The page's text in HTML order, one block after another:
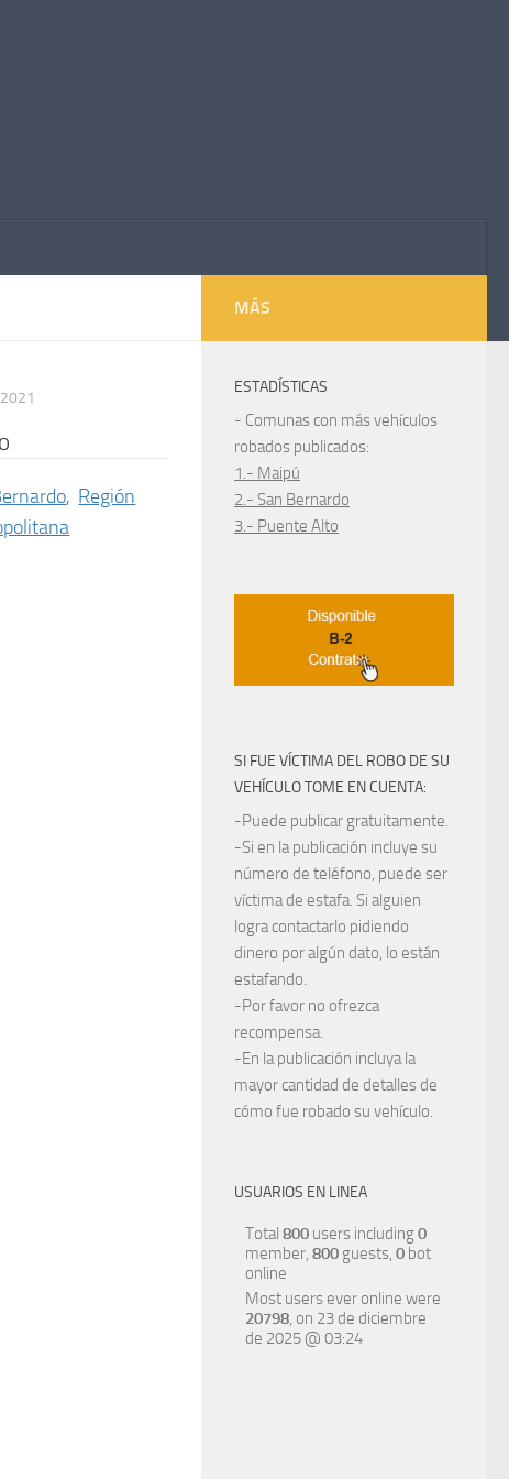
, Región
MÁS
ESTADÍSTICAS
- Comunas con más vehículos
robados publicados:
1.- Maipú
2.- San Bernardo
3.- Puente Alto
SI FUE VÍCTIMA DEL ROBO DE SU
VEHÍCULO TOME EN CUENTA:
-Puede publicar gratuitamente.
-Si en la publicación incluye su
número de teléfono, puede ser
víctima de estafa. Si alguien
logra contactarlo pidiendo
dinero por algún dato, lo están
estafando.
-Por favor no ofrezca
recompensa.
-En la publicación incluya la
mayor cantidad de detalles de
cómo fue robado su vehículo.
USUARIOS EN LINEA
Total 800 users including0
member, 800 guests, 0 bot
online
Most users ever online were
20798, on 23 de diciembre
de 2025 @ 03:24